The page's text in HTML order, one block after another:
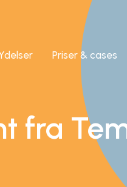
Priser & cases
fra